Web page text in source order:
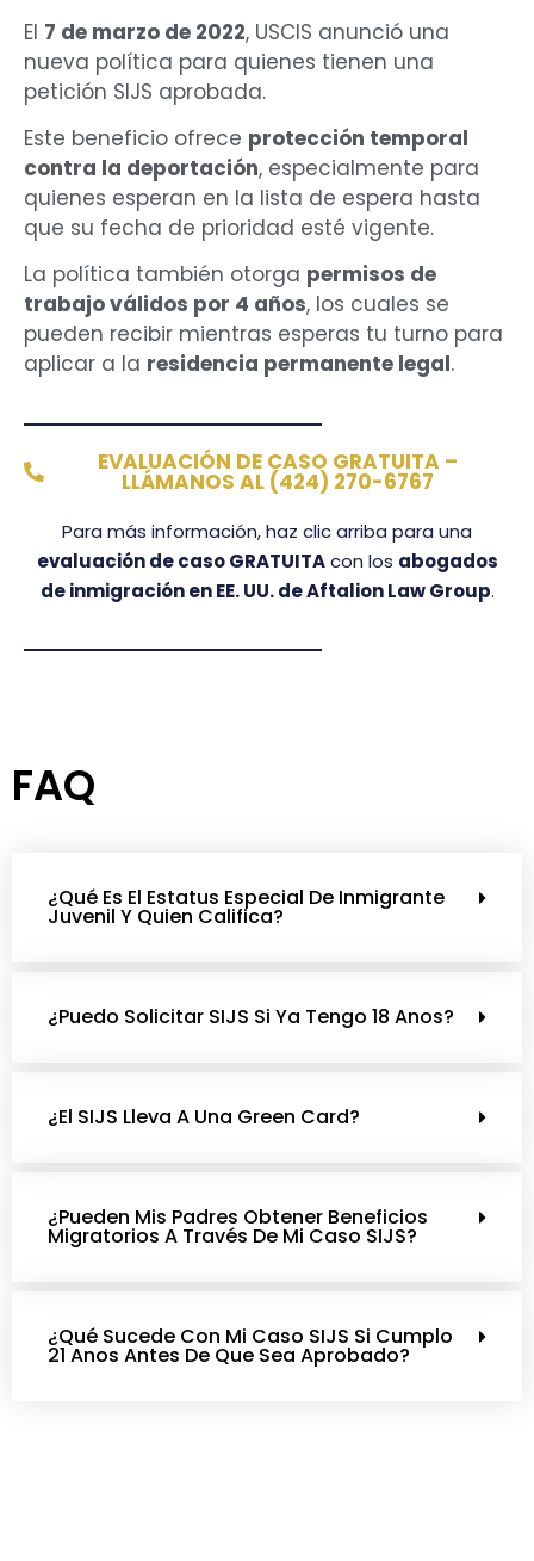
El 7 de marzo de 2022, USCIS anunció una
nueva política para quienes tienen una
petición SIJS aprobada.
Este beneficio ofrece protección temporal
contra la deportación, especialmente para
quienes esperan en la lista de espera hasta
que su fecha de prioridad esté vigente.
La política también otorga permisos de
trabajo válidos por 4 años, los cuales se
pueden recibir mientras esperas tu turno para
aplicar a la residencia permanente legal.
EVALUACIÓN DE CASO GRATUITA –
LLÁMANOS AL (424) 270-6767
Para más información, haz clic arriba para una
evaluación de caso GRATUITAcon los abogados
de inmigración en EE. UU. de Aftalion Law Group.
FAQ
¿Qué Es El Estatus Especial De Inmigrante
Juvenil Y Quien Califica?
¿Puedo Solicitar SIJS Si Ya Tengo 18 Anos?
¿El SIJS Lleva A Una Green Card?
¿Pueden Mis Padres Obtener Beneficios
Migratorios A Través De Mi Caso SIJS?
¿Qué Sucede Con Mi Caso SIJS Si Cumplo
21 Anos Antes De Que Sea Aprobado?